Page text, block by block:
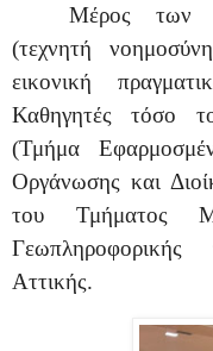
Μέρος των
(τεχνητή
εικονική
Καθηγητές τόσο
(Τμήμα
Οργάνωσης και
του Τμήματος
Αττικής.